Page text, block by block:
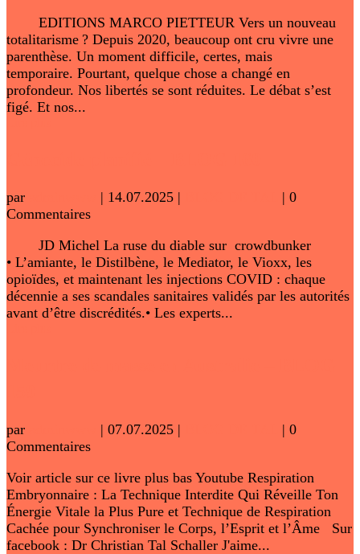
EDITIONS MARCO PIETTEUR Vers un nouveau
totalitarisme ? Depuis 2020, beaucoup ont cru vivre une
parenthèse. Un moment difficile, certes, mais
temporaire. Pourtant, quelque chose a changé en
profondeur. Nos libertés se sont réduites. Le débat s’est
figé. Et nos...
par | 14.07.2025 |
| 0
Commentaires
JD Michel La ruse du diable sur crowdbunker
• L’amiante, le Distilbène, le Mediator, le Vioxx, les
opioïdes, et maintenant les injections COVID : chaque
décennie a ses scandales sanitaires validés par les autorités
avant d’être discrédités.• Les experts...
par | 07.07.2025 |
| 0
Commentaires
Voir article sur ce livre plus bas Youtube Respiration
Embryonnaire : La Technique Interdite Qui Réveille Ton
Énergie Vitale la Plus Pure et Technique de Respiration
Cachée pour Synchroniser le Corps, l’Esprit et l’Âme Sur
facebook : Dr Christian Tal Schaller J'aime...